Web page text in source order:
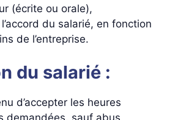
(écrite ou orale),
du salarié, en fonction
de l’entreprise.
du salarié :
d’accepter les heures